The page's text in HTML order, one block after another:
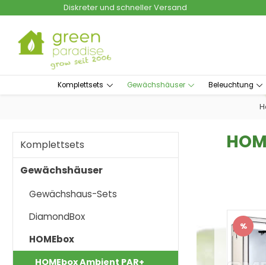
Hauptinhalt springen
Zur Suche springenDiskreter und schneller Versand
Komplettsets Gewächshäuser Beleuchtung
Komplettsets
Gewächshäuser
Gewächshaus-Sets
DiamondBox
HOMEbox
HOMEbox Ambient PAR+
%